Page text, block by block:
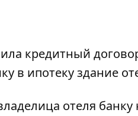
кредитный
в ипотеку здание
отеля банку